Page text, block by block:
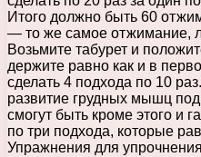
Итого должно быть 60
— то же самое отжимание,
Возьмите табурет и
держите равно как и в
сделать 4 подхода по 10
развитие грудных мышц
смогут быть кроме этого и
по три подхода, которые
Упражнения для